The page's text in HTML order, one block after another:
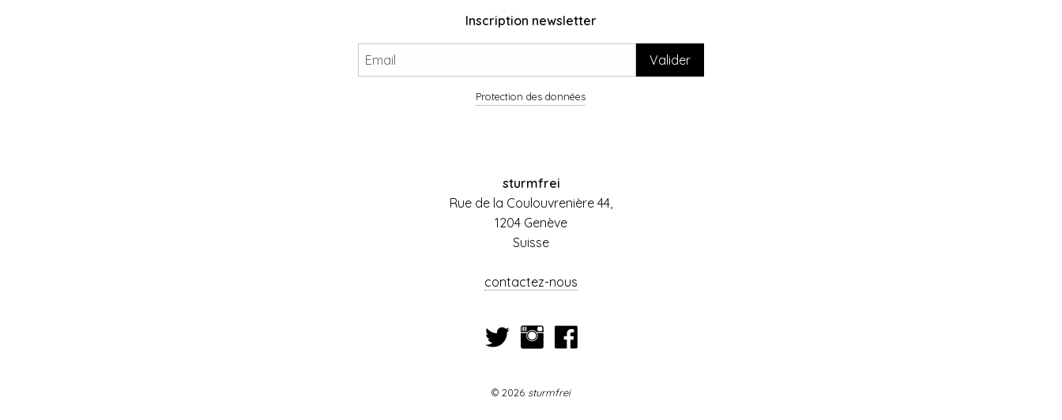
Inscription newsletter
Protection des données
sturmfrei
Rue de la Coulouvrenière 44,
1204 Genève
Suisse
contactez-nous
© 2026 sturmfrei